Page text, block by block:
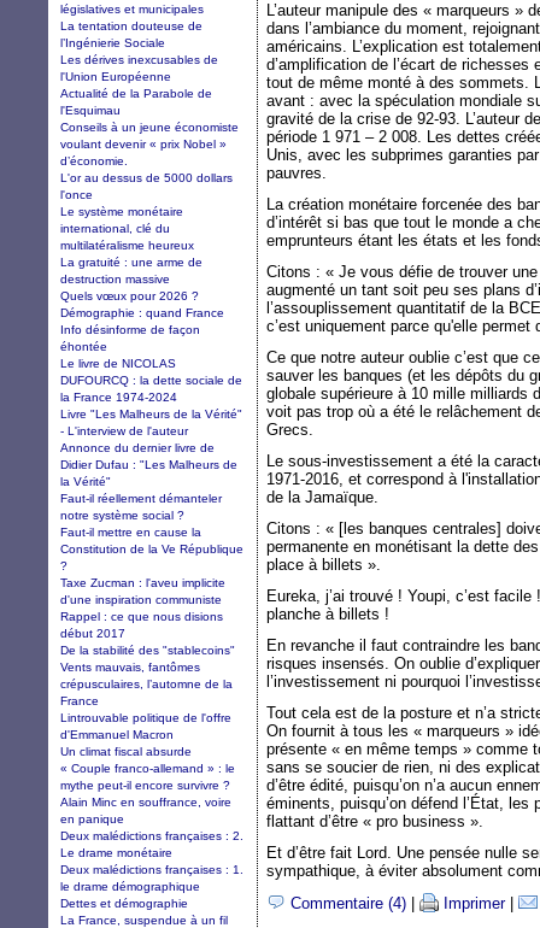
L’auteur manipule des « marqueurs »
dans l’ambiance du moment,
américains. L’explication est
d’amplification de l’écart de
tout de même monté à des sommets.
avant : avec la spéculation mondiale
gravité de la crise de 92-93. L’auteur
période 1 971 – 2 008. Les dettes
Unis, avec les subprimes garanties
pauvres.
La création monétaire forcenée des
d’intérêt si bas que tout le monde a
emprunteurs étant les états et les
Citons : « Je vous défie de trouver
augmenté un tant soit peu ses plans
l’assouplissement quantitatif de la
c’est uniquement parce qu'elle
Ce que notre auteur oublie c’est que
sauver les banques (et les dépôts du
globale supérieure à 10 mille milliards
voit pas trop où a été le relâchement
Grecs.
Le sous-investissement a été la
1971-2016, et correspond à
de la Jamaïque.
Citons : « [les banques centrales]
permanente en monétisant la dette
place à billets ».
Eureka, j’ai trouvé ! Youpi, c’est
planche à billets !
En revanche il faut contraindre les
risques insensés. On oublie
l’investissement ni pourquoi
Tout cela est de la posture et n’a
On fournit à tous les « marqueurs »
présente « en même temps » comme
sans se soucier de rien, ni des
d’être édité, puisqu’on n’a aucun
éminents, puisqu’on défend l’État,
flattant d’être « pro business ».
Et d’être fait Lord. Une pensée nulle
sympathique, à éviter absolument
Commentaire (4)
Imprimer|
législatives et municipales
La tentation douteuse de
l’Ingénierie Sociale
Les dérives inexcusables de
l'Union Européenne
Actualité de la Parabole de
l'Esquimau
Conseils à un jeune économiste
voulant devenir « prix Nobel »
d’économie.
L'or au dessus de 5000 dollars
l'once
Le système monétaire
international, clé du
multilatéralisme heureux
La gratuité : une arme de
destruction massive
Quels vœux pour 2026 ?
Démographie : quand France
Info désinforme de façon
éhontée
Le livre de NICOLAS
DUFOURCQ : la dette sociale de
la France 1974-2024
Livre "Les Malheurs de la Vérité"
- L'interview de l'auteur
Annonce du dernier livre de
Didier Dufau : "Les Malheurs de
la Vérité"
Faut-il réellement démanteler
notre système social ?
Faut-il mettre en cause la
Constitution de la Ve République
?
Taxe Zucman : l'aveu implicite
d'une inspiration communiste
Rappel : ce que nous disions
début 2017
De la stabilité des "stablecoins"
Vents mauvais, fantômes
crépusculaires, l’automne de la
France
Lintrouvable politique de l'offre
d'Emmanuel Macron
Un climat fiscal absurde
« Couple franco-allemand » : le
mythe peut-il encore survivre ?
Alain Minc en souffrance, voire
en panique
Deux malédictions françaises : 2.
Le drame monétaire
Deux malédictions françaises : 1.
le drame démographique
Dettes et démographie
La France, suspendue à un fil